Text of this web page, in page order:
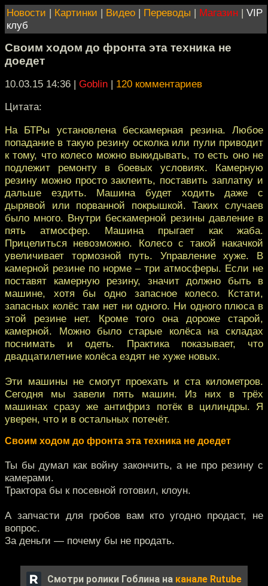
Новости | Картинки | Видео | Переводы | Магазин | VIP
клуб
Своим ходом до фронта эта техника не
доедет
10.03.15 14:36 | Goblin | 120 комментариев
Цитата:
На БТРы установлена бескамерная резина. Любое
попадание в такую резину осколка или пули приводит
к тому, что колесо можно выкидывать, то есть оно не
подлежит ремонту в боевых условиях. Камерную
резину можно просто заклеить, поставить заплатку и
дальше ездить. Машина будет ходить даже с
дырявой или порванной покрышкой. Таких случаев
было много. Внутри бескамерной резины давление в
пять атмосфер. Машина прыгает как жаба.
Прицелиться невозможно. Колесо с такой накачкой
увеличивает тормозной путь. Управление хуже. В
камерной резине по норме – три атмосферы. Если не
поставят камерную резину, значит должно быть в
машине, хотя бы одно запасное колесо. Кстати,
запасных колёс там нет ни одного. Ни одного плюса в
этой резине нет. Кроме того она дороже старой,
камерной. Можно было старые колёса на складах
поснимать и одеть. Практика показывает, что
двадцатилетние колёса ездят не хуже новых.
Эти машины не смогут проехать и ста километров.
Сегодня мы завели пять машин. Из них в трёх
машинах сразу же антифриз потёк в цилиндры. Я
уверен, что и в остальных потечёт.
Своим ходом до фронта эта техника не доедет
Ты бы думал как войну закончить, а не про резину с
камерами.
Трактора бы к посевной готовил, клоун.
А запчасти для гробов вам кто угодно продаст, не
вопрос.
За деньги — почему бы не продать.
Смотри ролики Гоблина на канале Rutube